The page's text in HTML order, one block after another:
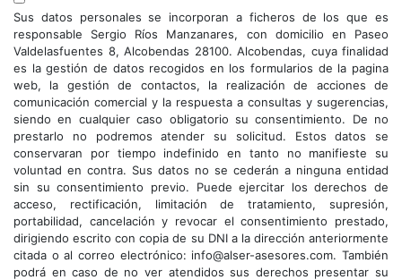
Sus datos personales se incorporan a ficheros de los que es
responsable Sergio Ríos Manzanares, con domicilio en Paseo
Valdelasfuentes 8, Alcobendas 28100. Alcobendas, cuya finalidad
es la gestión de datos recogidos en los formularios de la pagina
web, la gestión de contactos, la realización de acciones de
comunicación comercial y la respuesta a consultas y sugerencias,
siendo en cualquier caso obligatorio su consentimiento. De no
prestarlo no podremos atender su solicitud. Estos datos se
conservaran por tiempo indefinido en tanto no manifieste su
voluntad en contra. Sus datos no se cederán a ninguna entidad
sin su consentimiento previo. Puede ejercitar los derechos de
acceso, rectificación, limitación de tratamiento, supresión,
portabilidad, cancelación y revocar el consentimiento prestado,
dirigiendo escrito con copia de su DNI a la dirección anteriormente
citada o al correo electrónico: info@alser-asesores.com. También
podrá en caso de no ver atendidos sus derechos presentar su